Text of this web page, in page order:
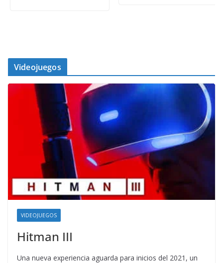
Videojuegos
VIDEOJUEGOS
Hitman III
Una nueva experiencia aguarda para inicios del 2021, un